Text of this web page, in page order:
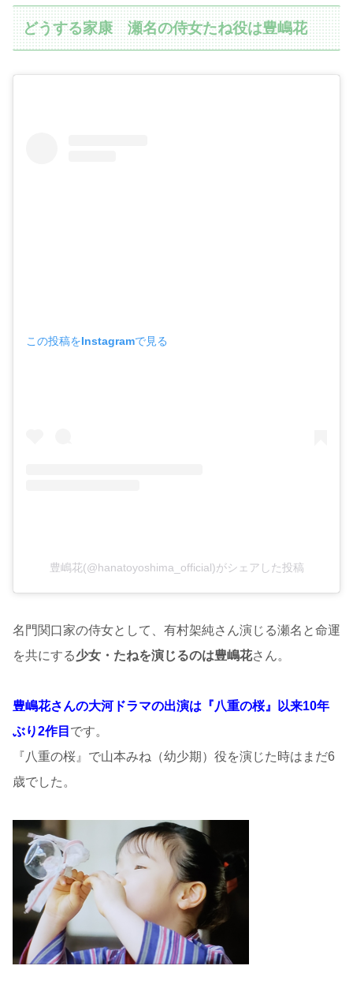
どうする家康 瀬名の侍女たね役は豊嶋花
この投稿をInstagramで見る
豊嶋花(@hanatoyoshima_official)がシェアした投稿
名門関口家の侍女として、有村架純さん演じる瀬名と命運
を共にする少女・たねを演じるのは豊嶋花さん。
豊嶋花さんの大河ドラマの出演は『八重の桜』以来10年
ぶり2作目 です。
『八重の桜』で山本みね（幼少期）役を演じた時はまだ6
歳でした。